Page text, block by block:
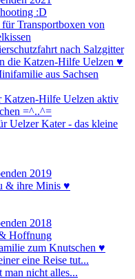
:D
Transportboxen von
nach Salzgitter
die Katzen-Hilfe Uelzen ♥
aus Sachsen
Katzen-Hilfe Uelzen aktiv
=^..^=
Uelzer Kater - das kleine
2019
& ihre Minis ♥
2018
Hoffnung
zum Knutschen ♥
eine Reise tut...
man nicht alles...